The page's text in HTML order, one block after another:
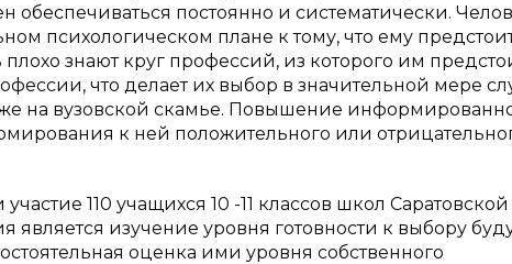
постоянно и систематически.
психологическом плане к тому, что ему
знают круг профессий, из которого им
что делает их выбор в значительной мере
на вузовской скамье. Повышение
к ней положительного или
110 учащихся 10 -11 классов школ Саратовской
является изучение уровня готовности к выбору
оценка ими уровня собственного